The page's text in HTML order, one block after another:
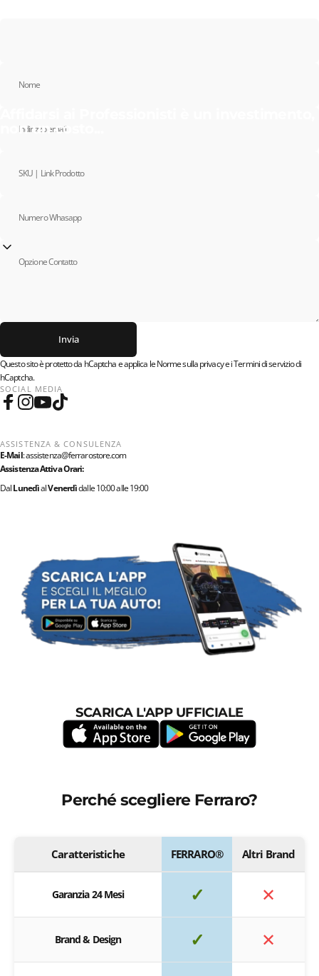
non un costo...
Nome
Indirizzo email
SKU | Link Prodotto
Numero Whasapp
Opzione Contatto
Invia
Invia
Questo sito è protetto da hCaptcha e applica leNorme sulla privacye iTermini di serviziodi
hCaptcha.
SOCIAL MEDIA
ASSISTENZA & CONSULENZA
E-Mail:assistenza@ferrarostore.com
Assistenza Attiva Orari:
DalLunedìalVenerdìdalle 10:00 alle 19:00
SCARICA L'APP UFFICIALE
Perché scegliere Ferraro?
Caratteristiche FERRARO® Altri Brand
Garanzia 24 Mesi ✓ ✕
Brand & Design ✓ ✕